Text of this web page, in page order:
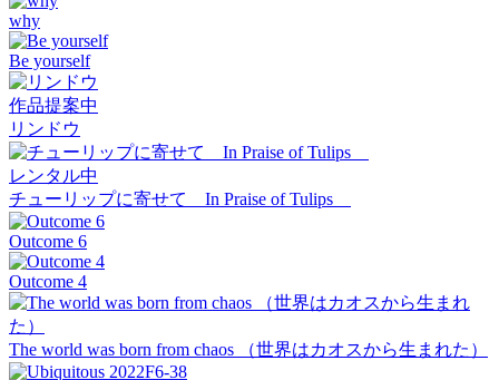
why
Be yourself
作品提案中
リンドウ
レンタル中
チューリップに寄せて In Praise of Tulips
Outcome 6
Outcome 4
The world was born from chaos （世界はカオスから生まれた）